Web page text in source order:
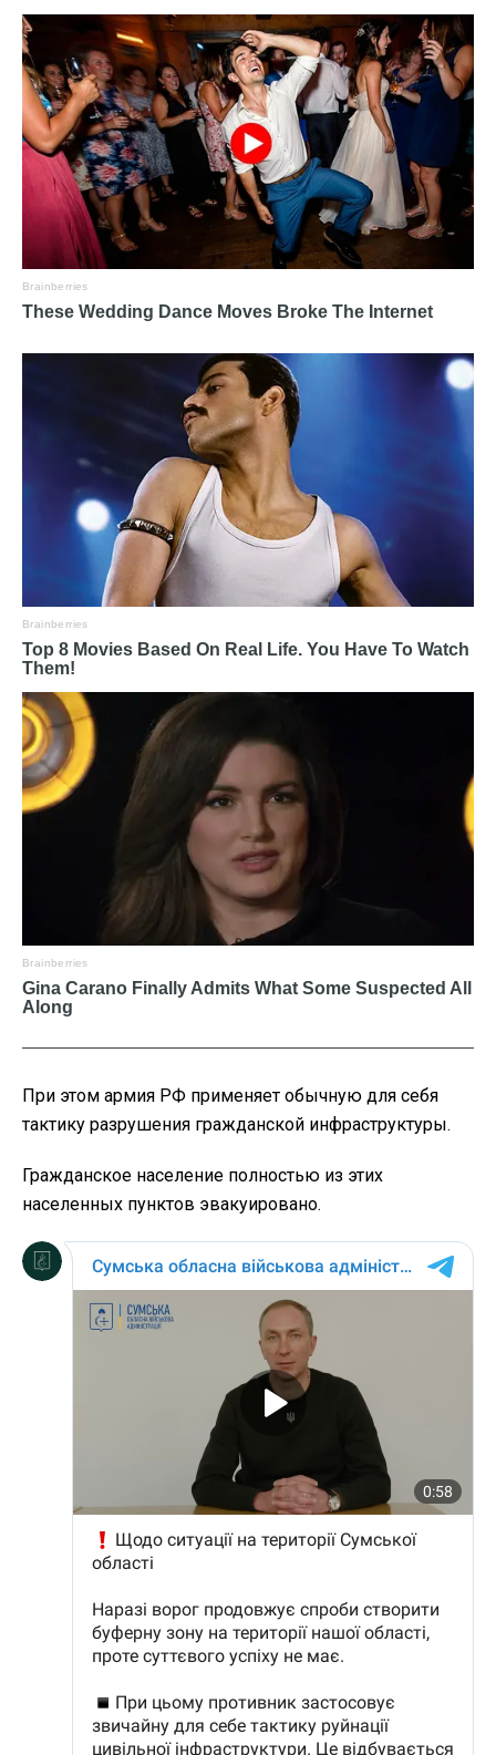
При этом армия РФ применяет обычную для себя
тактику разрушения гражданской инфраструктуры.
Гражданское население полностью из этих
населенных пунктов эвакуировано.